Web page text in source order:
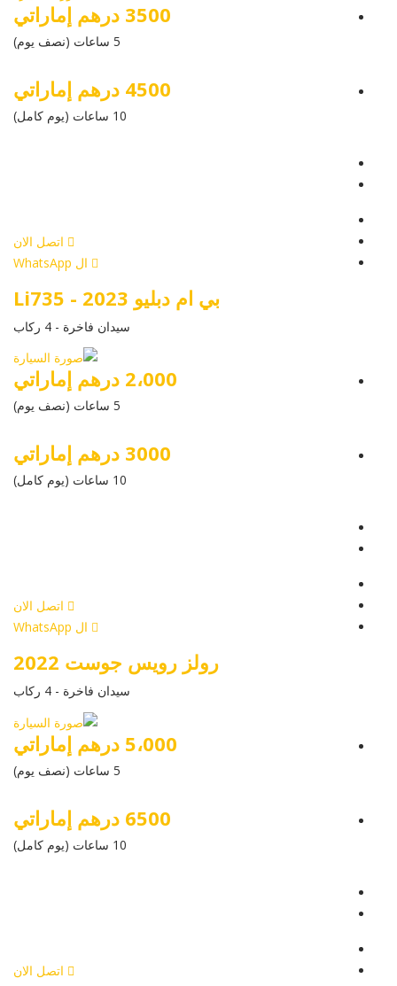
3500 درهم إماراتي
5 ساعات (نصف يوم)
4500 درهم إماراتي
10 ساعات (يوم كامل)
اتصل الان
ال WhatsApp
بي ام دبليو Li735 - 2023
سيدان فاخرة - 4 ركاب
2،000 درهم إماراتي
5 ساعات (نصف يوم)
3000 درهم إماراتي
10 ساعات (يوم كامل)
اتصل الان
ال WhatsApp
رولز رويس جوست 2022
سيدان فاخرة - 4 ركاب
5،000 درهم إماراتي
5 ساعات (نصف يوم)
6500 درهم إماراتي
10 ساعات (يوم كامل)
اتصل الان